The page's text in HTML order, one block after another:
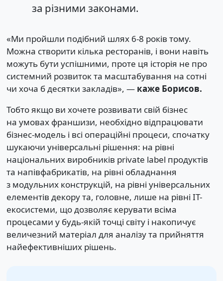
за різними законами.
«Ми пройшли подібний шлях 6-8 років тому.
Можна створити кілька ресторанів, і вони навіть
можуть бути успішними, проте ця історія не про
системний розвиток та масштабування на сотні
чи хоча б десятки закладів», — каже Борисов.
Тобто якщо ви хочете розвивати свій бізнес
на умовах франшизи, необхідно відпрацювати
бізнес-модель і всі операційні процеси, спочатку
шукаючи універсальні рішення: на рівні
національних виробників private label продуктів
та напівфабрикатів, на рівні обладнання
з модульних конструкцій, на рівні універсальних
елементів декору та, головне, лише на рівні IT-
екосистеми, що дозволяє керувати всіма
процесами у будь-якій точці світу і накопичує
величезний матеріал для аналізу та прийняття
найефективніших рішень.